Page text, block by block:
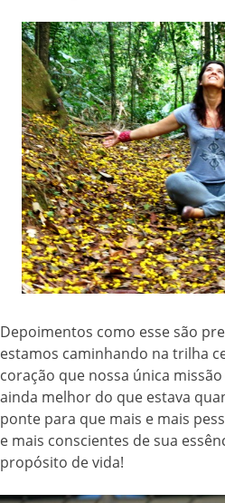
Depoimentos como esse são
estamos caminhando na trilha
coração que nossa única
ainda melhor do que estava
ponte para que mais e mais
e mais conscientes de sua
propósito de vida!